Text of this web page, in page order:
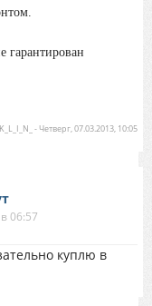
гарантирован
_K_L_I_N_ -Четверг, 07.03.2013, 10:05
06:57
куплю в